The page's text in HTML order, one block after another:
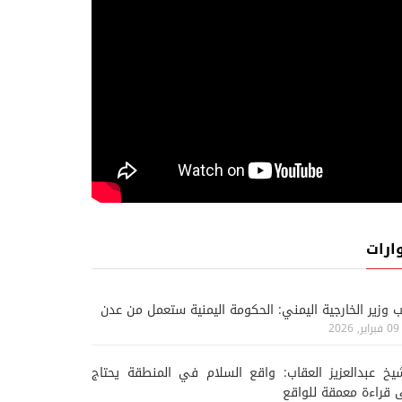
وزير الخارجية اليمني: الحكومة اليمنية ستعمل من عدن
09 فبراير, 2026
عبدالعزيز العقاب: واقع السلام في المنطقة يحتاج
قراءة معمقة للواقع